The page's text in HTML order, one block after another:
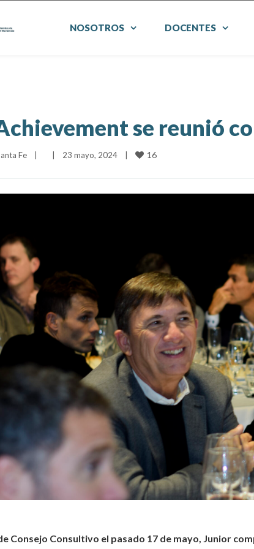
NOSOTROS DOCENTES
se reunió
Fe 23 mayo, 2024 16
Consejo Consultivo el pasado 17 de mayo, Junior